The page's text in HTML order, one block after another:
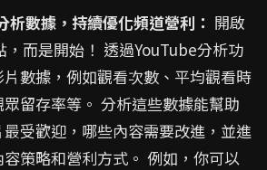
數據，持續優化頻道營利： 開啟
，而是開始！ 透過YouTube分析功
數據，例如觀看次數、平均觀看時
留存率等。 分析這些數據能幫助
受歡迎，哪些內容需要改進，並進
策略和營利方式。 例如，你可以